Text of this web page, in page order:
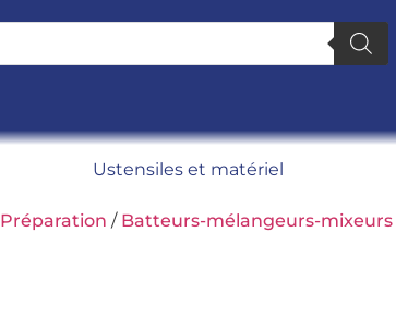
Ustensiles et matériel
Préparation / Batteurs-mélangeurs-mixeurs